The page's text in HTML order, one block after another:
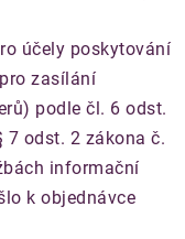
účely poskytování
zasílání
podle čl. 6 odst.
7 odst. 2 zákona č.
informační
k objednávce